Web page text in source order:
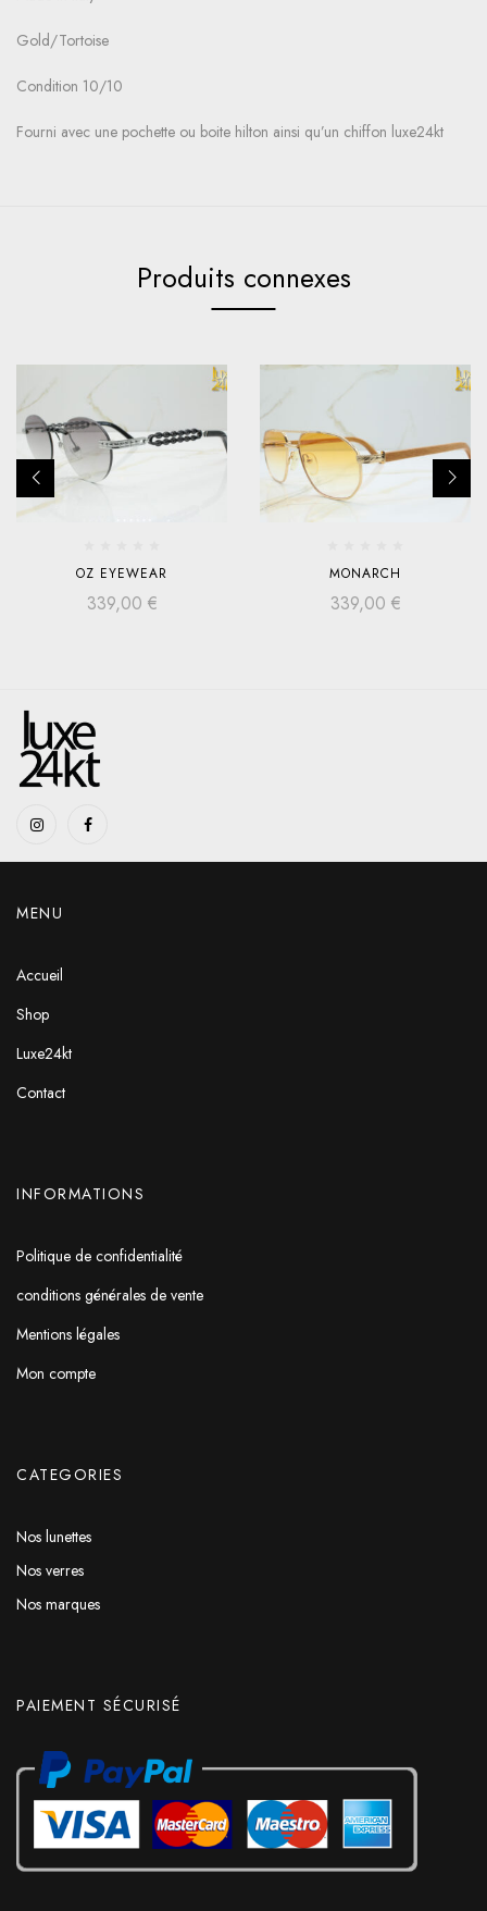
Gold/Tortoise
Condition 10/10
Fourni avec une pochette ou boite hilton ainsi qu’un chiffon luxe24kt
Produits connexes
OZ EYEWEAR
339,00 €
MONARCH
339,00 €
MENU
Accueil
Shop
Luxe24kt
Contact
INFORMATIONS
Politique de confidentialité
conditions générales de vente
Mentions légales
Mon compte
CATEGORIES
Nos lunettes
Nos verres
Nos marques
PAIEMENT SÉCURISÉ